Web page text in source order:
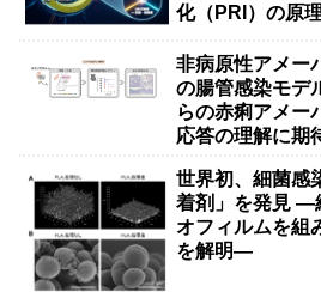
化（PRI）の原
非病原性アメ
の腸管感染モデ
らの赤痢アメー
応答の理解に期
世界初、細菌感
着剤」を発見 ―
オフィルムを組
を解明―